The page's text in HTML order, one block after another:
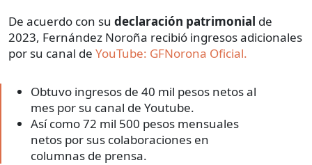
De acuerdo con su declaración patrimonial de
2023, Fernández Noroña recibió ingresos adicionales
por su canal de YouTube: GFNorona Oficial.
Obtuvo ingresos de 40 mil pesos netos al
mes por su canal de Youtube.
Así como 72 mil 500 pesos mensuales
netos por sus colaboraciones en
columnas de prensa.